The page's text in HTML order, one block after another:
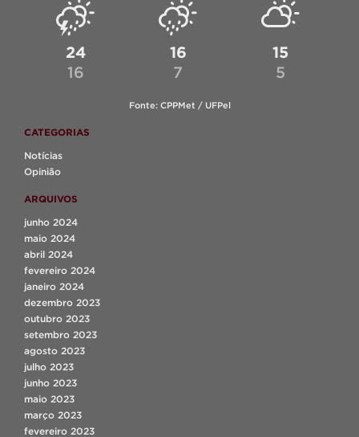
24
16
16
7
15
5
Fonte: CPPMet / UFPel
CATEGORIAS
Notícias
Opinião
ARQUIVOS
junho 2024
maio 2024
abril 2024
fevereiro 2024
janeiro 2024
dezembro 2023
outubro 2023
setembro 2023
agosto 2023
julho 2023
junho 2023
maio 2023
março 2023
fevereiro 2023